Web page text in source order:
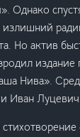
Однако
Но актив
Нива».
Иван